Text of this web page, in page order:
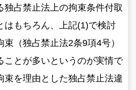
独占禁止法上の拘束条件付取
はもちろん、上記(1)で検討
束（独占禁止法2条9項4号）
ことが多いというのが実情で
束を理由とした独占禁止法違